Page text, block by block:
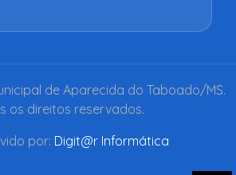
de Aparecida do Taboado/MS.
os direitos reservados.
por: Digit@r Informática